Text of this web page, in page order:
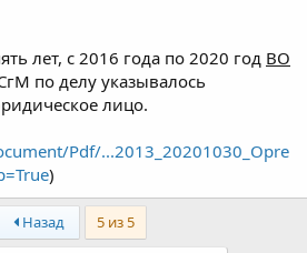
лет, с 2016 года по 2020 год ВО
по делу указывалось
лицо.
Pdf/...2013_20201030_Opre
)
Назад 5 из 5